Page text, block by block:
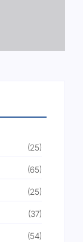
(25)
(65)
(25)
(37)
(54)